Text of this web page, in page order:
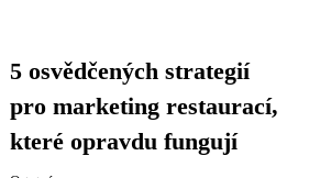
5 osvědčených strategií
pro marketing restaurací,
které opravdu fungují